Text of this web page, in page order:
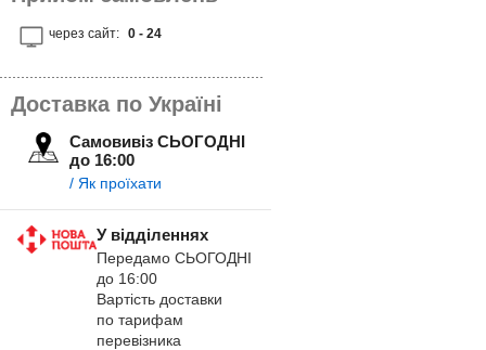
через сайт: 0 - 24
Доставка по Україні
Самовивіз СЬОГОДНІ
до 16:00
/ Як проїхати
У відділеннях
Передамо СЬОГОДНІ
до 16:00
Вартість доставки
по тарифам
перевізника